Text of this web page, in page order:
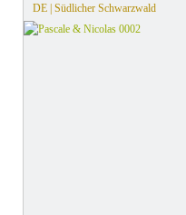
DE | Südlicher Schwarzwald